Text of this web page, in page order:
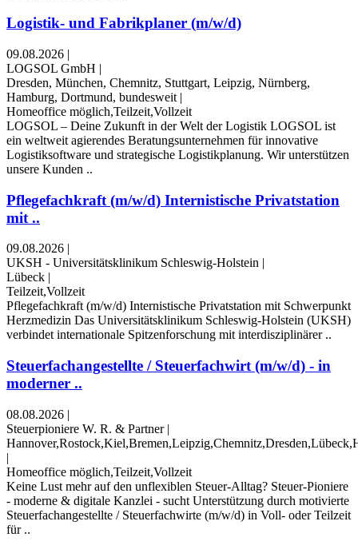
Logistik- und Fabrikplaner (m/w/d)
09.08.2026 |
LOGSOL GmbH |
Dresden, München, Chemnitz, Stuttgart, Leipzig, Nürnberg,
Hamburg, Dortmund, bundesweit |
Homeoffice möglich,Teilzeit,Vollzeit
LOGSOL – Deine Zukunft in der Welt der Logistik LOGSOL ist
ein weltweit agierendes Beratungsunternehmen für innovative
Logistiksoftware und strategische Logistikplanung. Wir unterstützen
unsere Kunden ..
Pflegefachkraft (m/w/d) Internistische Privatstation
mit ..
09.08.2026 |
UKSH - Universitätsklinikum Schleswig-Holstein |
Lübeck |
Teilzeit,Vollzeit
Pflegefachkraft (m/w/d) Internistische Privatstation mit Schwerpunkt
Herzmedizin Das Universitätsklinikum Schleswig-Holstein (UKSH)
verbindet internationale Spitzenforschung mit interdisziplinärer ..
Steuerfachangestellte / Steuerfachwirt (m/w/d) - in
moderner ..
08.08.2026 |
Steuerpioniere W. R. & Partner |
|
Homeoffice möglich,Teilzeit,Vollzeit
Keine Lust mehr auf den unflexiblen Steuer-Alltag? Steuer-Pioniere
- moderne & digitale Kanzlei - sucht Unterstützung durch motivierte
Steuerfachangestellte / Steuerfachwirte (m/w/d) in Voll- oder Teilzeit
für ..